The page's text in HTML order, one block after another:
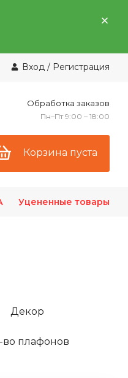
Вход / Регистрация
Обработка заказов
Пн–Пт 9:00 – 18:00
Корзина пуста
Уцененные товары
Декор
во плафонов